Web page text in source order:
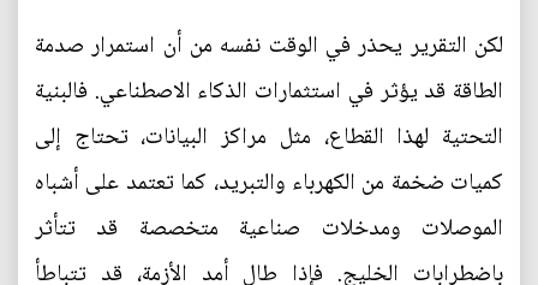
لكن التقرير يحذر في الوقت نفسه من أن استمرار صدمة
الطاقة قد يؤثر في استثمارات الذكاء الاصطناعي. فالبنية
التحتية لهذا القطاع، مثل مراكز البيانات، تحتاج إلى
كميات ضخمة من الكهرباء والتبريد، كما تعتمد على أشباه
الموصلات ومدخلات صناعية متخصصة قد تتأثر
باضطرابات الخليج. فإذا طال أمد الأزمة، قد تتباطأ